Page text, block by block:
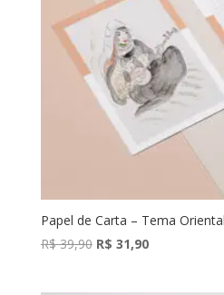
Papel de Carta – Tema
R$39,90 O
R$ 31,90O